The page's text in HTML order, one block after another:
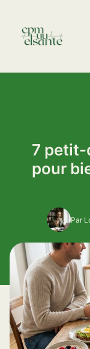
contenu
7 petit-
pour
Par